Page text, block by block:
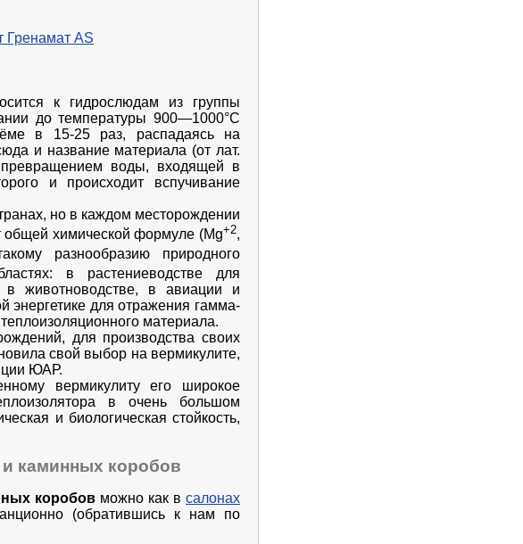
Гренамат AS
к гидрослюдам из группы
до температуры 900—1000°C
в 15-25 раз, распадаясь на
и название материала (от лат.
превращением воды, входящей в
и происходит вспучивание
но в каждом месторождении
общей химической формуле (Mg+2,
разнообразию природного
в растениеводстве для
в животноводстве, в авиации и
энергетике для отражения гамма-
теплоизоляционного материала.
для производства своих
свой выбор на вермикулите,
ЮАР.
вермикулиту его широкое
в очень большом
и биологическая стойкость,
и каминных коробов
коробовможно как всалонах
(обратившись к нам по